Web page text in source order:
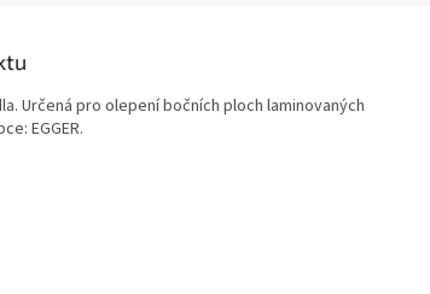
Určená pro olepení bočních ploch laminovaných
EGGER.